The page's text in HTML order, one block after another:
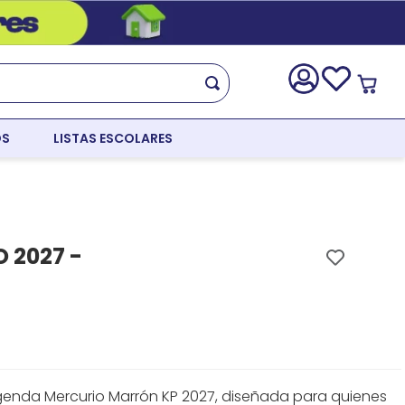
LISTAS ESCOLARES
2027 -
Mercurio Marrón KP 2027, diseñada para quienes